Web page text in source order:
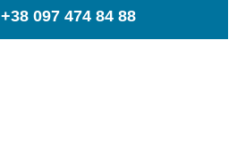
+38 097 474 84 88